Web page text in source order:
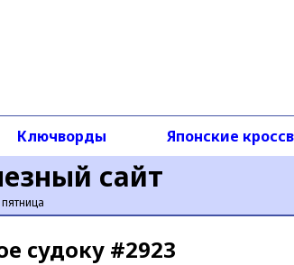
сайт
Ключворды Японские
cудоку #2923